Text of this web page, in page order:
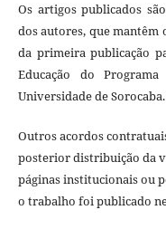
Os artigos publicados
dos autores, que
da primeira publicação
Educação do
Universidade de Sorocaba.
Outros acordos
posterior distribuição da
páginas institucionais ou
o trabalho foi publicado